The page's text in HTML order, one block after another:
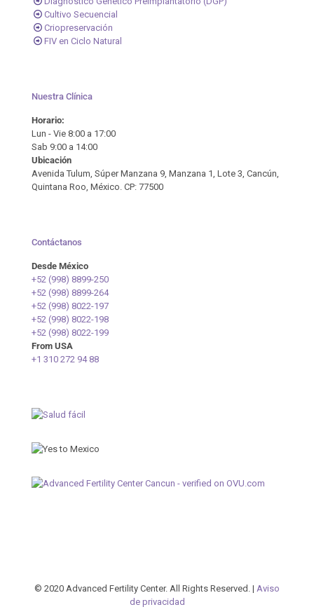
Cultivo Secuencial
Criopreservación
FIV en Ciclo Natural
Nuestra Clínica
Horario:
Lun - Vie 8:00 a 17:00
Sab 9:00 a 14:00
Ubicación
Avenida Tulum, Súper Manzana 9, Manzana 1, Lote 3, Cancún,
Quintana Roo, México. CP: 77500
Contáctanos
Desde México
+52 (998) 8899-250
+52 (998) 8899-264
+52 (998) 8022-197
+52 (998) 8022-198
+52 (998) 8022-199
From USA
+1 310 272 94 88
© 2020 Advanced Fertility Center. All Rights Reserved. | Aviso
de privacidad